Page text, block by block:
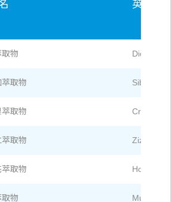
英文名
取物
萃取物 Siberian
萃取物 Crataegi
取物 Ziziphi
取物
取物 Mulberry